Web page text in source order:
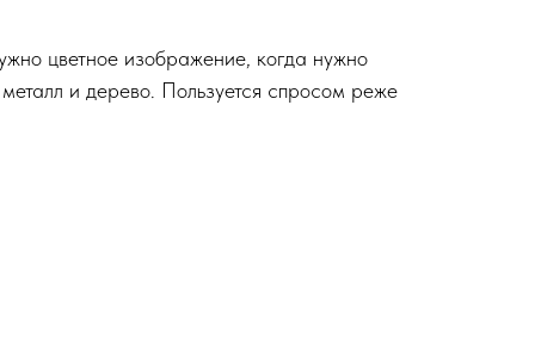
цветное изображение, когда нужно
и дерево. Пользуется спросом реже